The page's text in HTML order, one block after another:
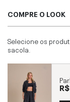
COMPRE O LOOK
Selecione os
sacola.